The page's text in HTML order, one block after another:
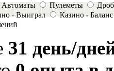
Автоматы Пулеметы
- Выиграл
Казино - Баланс
31 день/